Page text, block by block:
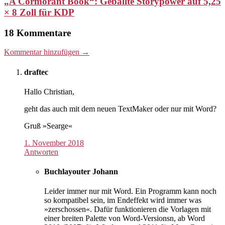
× 8 Zoll für KDP
18 Kommentare
Kommentar hinzufügen →
draftec
Hallo Christian,
geht das auch mit dem neuen TextMaker oder nur mit Word?
Gruß »Searge«
1. November 2018
Antworten
Buchlayouter Johann
Leider immer nur mit Word. Ein Programm kann noch
so kompatibel sein, im Endeffekt wird immer was
»zerschossen«. Dafür funktionieren die Vorlagen mit
einer breiten Palette von Word-Versionsn, ab Word